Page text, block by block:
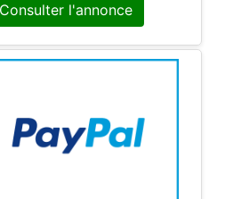
Consulter l'annonce